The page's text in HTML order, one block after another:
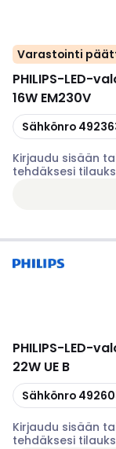
Varastointi
PHILIPS-LED-
16W EM230V
Kopioi
Sähkönro
Kirjaudu sisään
tehdäksesi
PHILIPS-LED-
22W UE B
Kopioi
Sähkönro
Kirjaudu sisään
tehdäksesi